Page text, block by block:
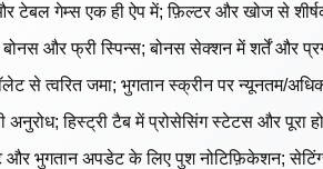
टेबल गेम्स एक ही ऐप में; फ़िल्टर और खोज से
बोनस और फ्री स्पिन्स; बोनस सेक्शन में शर्तें और
से त्वरित जमा; भुगतान स्क्रीन पर न्यूनतम/
अनुरोध; हिस्ट्री टैब में प्रोसेसिंग स्टेटस और पूरा
और भुगतान अपडेट के लिए पुश नोटिफ़िकेशन;